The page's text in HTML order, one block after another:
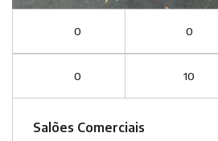
0 0
0 10
Salões Comerciais